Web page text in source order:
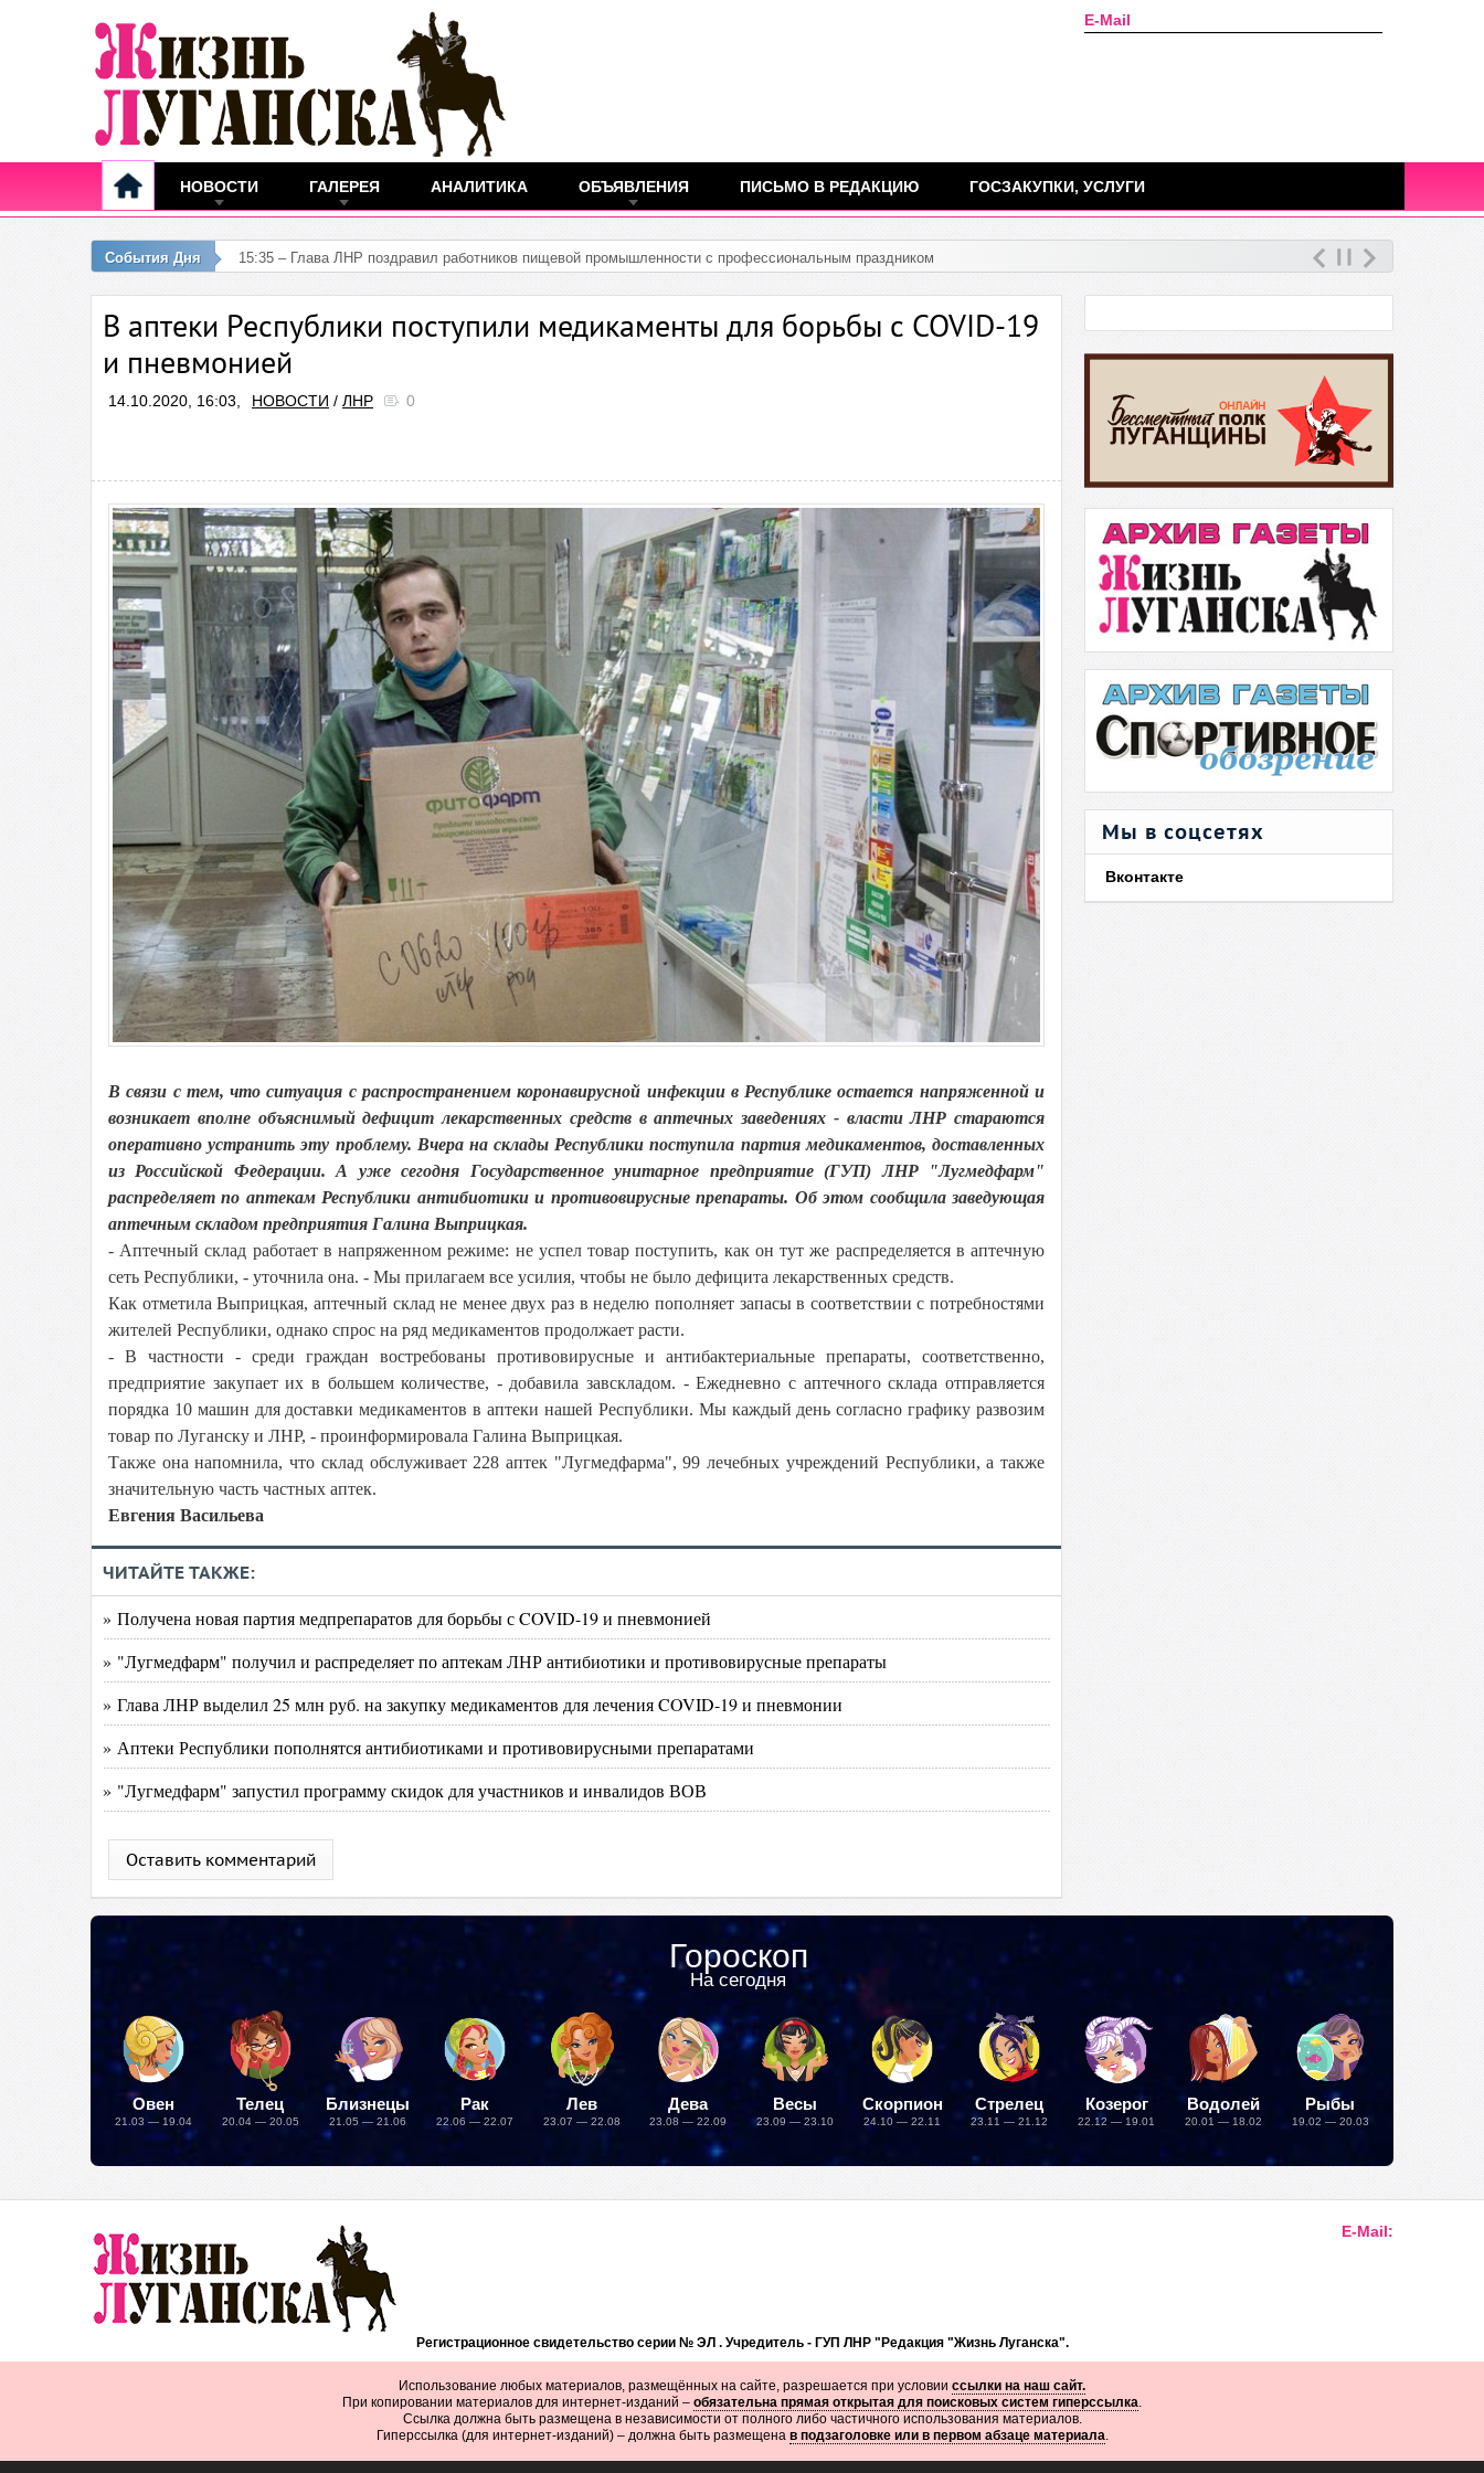
E-Mail
НОВОСТИ ГАЛЕРЕЯ АНАЛИТИКА ОБЪЯВЛЕНИЯ ПИСЬМО В РЕДАКЦИЮ ГОСЗАКУПКИ, УСЛУГИ
События Дня 09:13 – За с
В аптеки Республики поступили медикаменты для борьбы с COVID-19
и пневмонией
14.10.2020, 16:03, НОВОСТИ / ЛНР 0
В связи с тем, что ситуация с распространением коронавирусной инфекции в Республике остается напряженной и
возникает вполне объяснимый дефицит лекарственных средств в аптечных заведениях - власти ЛНР стараются
оперативно устранить эту проблему. Вчера на склады Республики поступила партия медикаментов, доставленных
из Российской Федерации. А уже сегодня Государственное унитарное предприятие (ГУП) ЛНР "Лугмедфарм"
распределяет по аптекам Республики антибиотики и противовирусные препараты. Об этом сообщила заведующая
аптечным складом предприятия Галина Выприцкая.
- Аптечный склад работает в напряженном режиме: не успел товар поступить, как он тут же распределяется в аптечную
сеть Республики, - уточнила она. - Мы прилагаем все усилия, чтобы не было дефицита лекарственных средств.
Как отметила Выприцкая, аптечный склад не менее двух раз в неделю пополняет запасы в соответствии с потребностями
жителей Республики, однако спрос на ряд медикаментов продолжает расти.
- В частности - среди граждан востребованы противовирусные и антибактериальные препараты, соответственно,
предприятие закупает их в большем количестве, - добавила завскладом. - Ежедневно с аптечного склада отправляется
порядка 10 машин для доставки медикаментов в аптеки нашей Республики. Мы каждый день согласно графику развозим
товар по Луганску и ЛНР, - проинформировала Галина Выприцкая.
Также она напомнила, что склад обслуживает 228 аптек "Лугмедфарма", 99 лечебных учреждений Республики, а также
значительную часть частных аптек.
Евгения Васильева
ЧИТАЙТЕ ТАКЖЕ:
» Получена новая партия медпрепаратов для борьбы с COVID-19 и пневмонией
» "Лугмедфарм" получил и распределяет по аптекам ЛНР антибиотики и противовирусные препараты
» Глава ЛНР выделил 25 млн руб. на закупку медикаментов для лечения COVID-19 и пневмонии
» Аптеки Республики пополнятся антибиотиками и противовирусными препаратами
» "Лугмедфарм" запустил программу скидок для участников и инвалидов ВОВ
Оставить комментарий
Мы в соцсетях
Вконтакте
Гороскоп
На сегодня
Овен
21.03 — 19.04
Телец
20.04 — 20.05
Близнецы
21.05 — 21.06
Рак
22.06 — 22.07
Лев
23.07 — 22.08
Дева
23.08 — 22.09
Весы
23.09 — 23.10
Скорпион
24.10 — 22.11
Стрелец
23.11 — 21.12
Козерог
22.12 — 19.01
Водолей
20.01 — 18.02
Рыбы
19.02 — 20.03
E-Mail:
Регистрационное свидетельство серии № ЭЛ . Учредитель - ГУП ЛНР "Редакция "Жизнь Луганска".
Использование любых материалов, размещённых на сайте, разрешается при условии ссылки на наш сайт.
При копировании материалов для интернет-изданий – обязательна прямая открытая для поисковых систем гиперссылка.
Ссылка должна быть размещена в независимости от полного либо частичного использования материалов.
Гиперссылка (для интернет-изданий) – должна быть размещена в подзаголовке или в первом абзаце материала.